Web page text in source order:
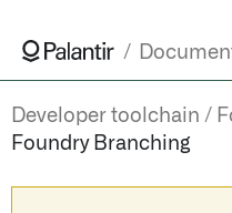
Developer toolchain
Foundry Branching